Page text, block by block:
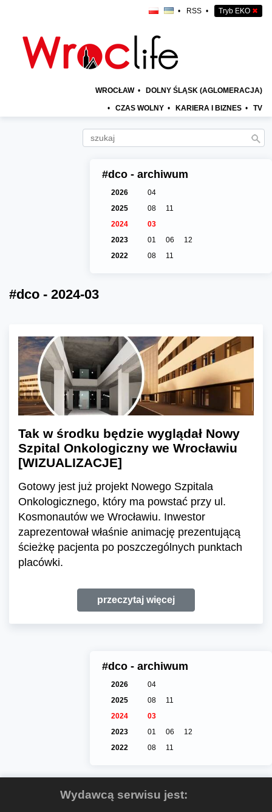
• RSS • Tryb EKO ✖
WROCŁAW • DOLNY ŚLĄSK (AGLOMERACJA)
• CZAS WOLNY • KARIERA I BIZNES • TV
#dco - archiwum
2026
04
2025
08
11
2024
03
2023
01 06
12
2022
08 11
#dco - 2024-03
Tak w środku będzie wyglądał Nowy
Szpital Onkologiczny we Wrocławiu
[WIZUALIZACJE]
Gotowy jest już projekt Nowego Szpitala
Onkologicznego, który ma powstać przy ul.
Kosmonautów we Wrocławiu. Inwestor
zaprezentował właśnie animację prezentującą
ścieżkę pacjenta po poszczególnych punktach
placówki.
przeczytaj więcej
#dco - archiwum
2026
04
2025
08
11
2024
03
2023
01 06
12
2022
08 11
Wydawcą serwisu jest: